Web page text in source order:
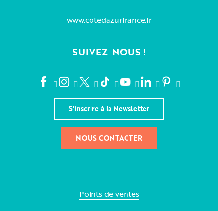
www.cotedazurfrance.fr
SUIVEZ-NOUS !
S'inscrire à la Newsletter
NOUS CONTACTER
Points de ventes